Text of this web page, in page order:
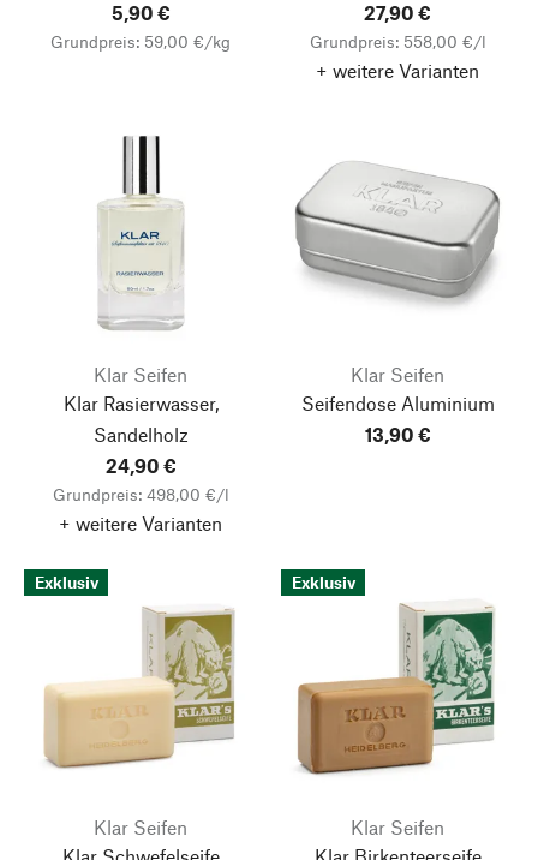
5,90 €
Grundpreis: 59,00 €/kg
27,90 €
Grundpreis: 558,00 €/l
+ weitere Varianten
Klar Seifen
Klar Rasierwasser,
Sandelholz
24,90 €
Grundpreis: 498,00 €/l
+ weitere Varianten
Klar Seifen
Seifendose Aluminium
13,90 €
Exklusiv
Klar Seifen
Exklusiv
Klar Seifen